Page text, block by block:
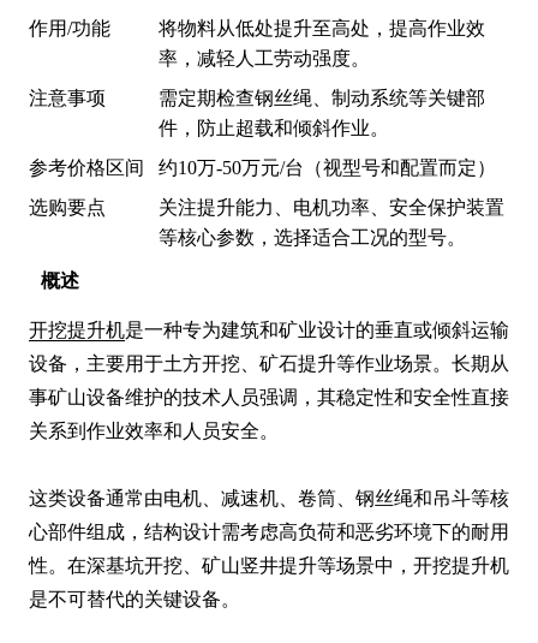
概述
开挖提升机是一种专为建筑和矿业设计的垂直或倾斜运输
设备，主要用于土方开挖、矿石提升等作业场景。长期从
事矿山设备维护的技术人员强调，其稳定性和安全性直接
关系到作业效率和人员安全。
这类设备通常由电机、减速机、卷筒、钢丝绳和吊斗等核
心部件组成，结构设计需考虑高负荷和恶劣环境下的耐用
性。在深基坑开挖、矿山竖井提升等场景中，开挖提升机
是不可替代的关键设备。
作用/功能
将物料从低处提升至高处，提高作业效
率，减轻人工劳动强度。
注意事项
需定期检查钢丝绳、制动系统等关键部
件，防止超载和倾斜作业。
参考价格区间
约10万-50万元/台（视型号和配置而定）
选购要点
关注提升能力、电机功率、安全保护装置
等核心参数，选择适合工况的型号。